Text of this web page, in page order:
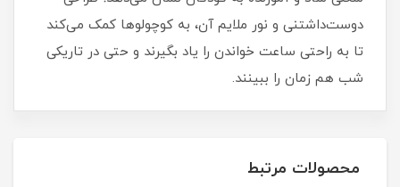
دوست‌داشتنی و نور ملایم آن، به کوچولوها کمک می‌کند
تا به راحتی ساعت خواندن را یاد بگیرند و حتی در تاریکی
شب هم زمان را ببینند.
محصولات مرتبط